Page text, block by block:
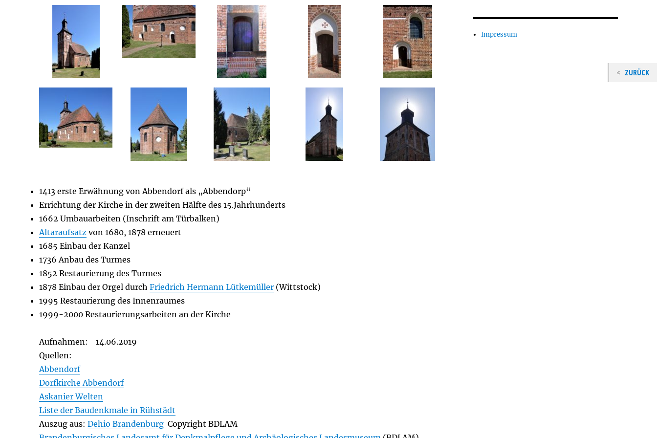
1413 erste Erwähnung von Abbendorf als „Abbendorp“
Errichtung der Kirche in der zweiten Hälfte des 15.Jahrhunderts
1662 Umbauarbeiten (Inschrift am Türbalken)
Altaraufsatz von 1680, 1878 erneuert
1685 Einbau der Kanzel
1736 Anbau des Turmes
1852 Restaurierung des Turmes
1878 Einbau der Orgel durchFriedrich Hermann Lütkemüller (Wittstock)
1995 Restaurierung des Innenraumes
1999-2000 Restaurierungsarbeiten an der Kirche
Aufnahmen: 14.06.2019
Quellen:
Abbendorf
Dorfkirche Abbendorf
Askanier Welten
Liste der Baudenkmale in Rühstädt
Auszug aus:Dehio Brandenburg Copyright BDLAM
Impressum
ZURÜCK